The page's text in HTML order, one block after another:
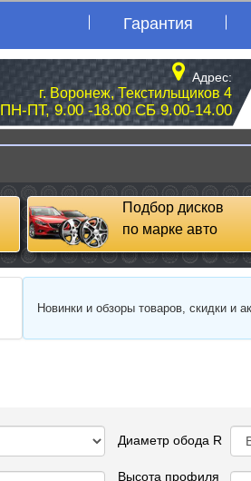
Гарантия
Адрес:
г. Воронеж, Текстильщиков 4
ПН-ПТ, 9.00 -18.00 СБ 9.00-14.00
Подбор дисков
по марке авто
Новинки и обзоры товаров, скидки и
Диаметр обода R
Высота профиля